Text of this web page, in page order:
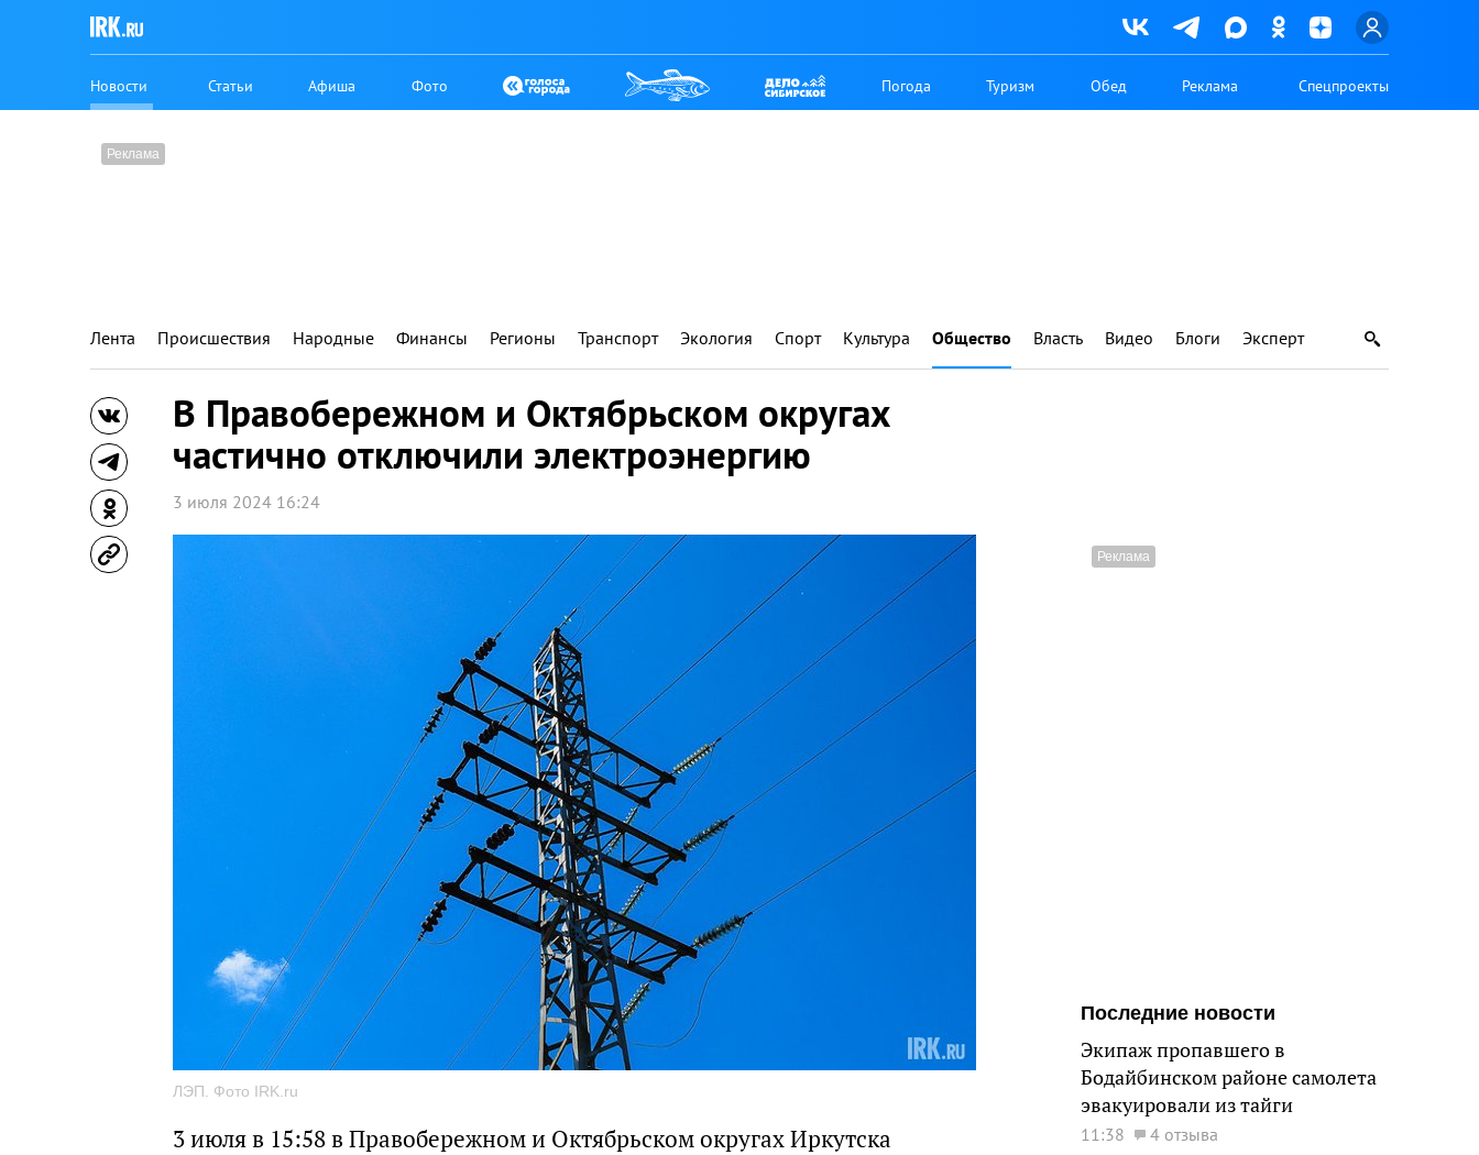
Новости Статьи Афиша Фото Погода Туризм Обед Реклама Спецпроекты
Лента Происшествия Народные Финансы Регионы Транспорт Экология Спорт Культура Общество Власть Видео Блоги Эксперт
В Правобережном и Октябрьском округах
частично отключили электроэнергию
3 июля 2024 16:24
ЛЭП. Фото IRK.ru
3 июля в 15:58 в Правобережном и Октябрьском округах Иркутска
Последние новости
Экипаж пропавшего в
Бодайбинском районе самолета
эвакуировали из тайги
11:38 4 отзыва